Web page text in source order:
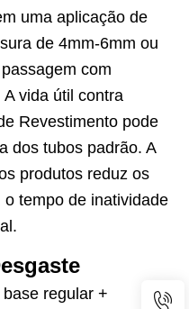
uma aplicação de
de 4mm-6mm ou
com
vida útil contra
Revestimento pode
dos tubos padrão. A
produtos reduz os
tempo de inatividade
regular +